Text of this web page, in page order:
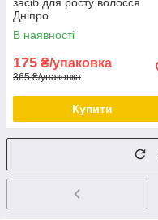
Дніпро
В наявності
175 ₴/упаковка
365 ₴/упаковка
Купити